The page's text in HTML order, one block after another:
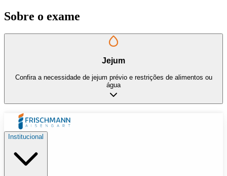
Sobre o exame
Jejum
Confira a necessidade de jejum prévio e restrições de alimentos ou
água
Institucional